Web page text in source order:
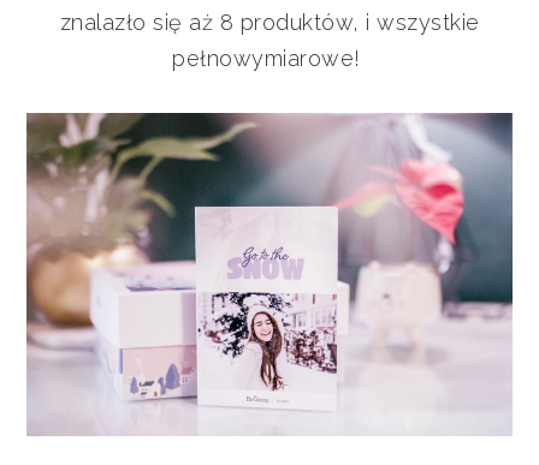
znalazło się aż 8 produktów, i wszystkie
pełnowymiarowe!